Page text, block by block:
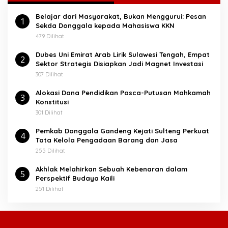
u
k
1
Belajar dari Masyarakat, Bukan Menggurui: Pesan
Sekda Donggala kepada Mahasiswa KKN
479 Dilihat
2
Dubes Uni Emirat Arab Lirik Sulawesi Tengah, Empat
Sektor Strategis Disiapkan Jadi Magnet Investasi
307 Dilihat
3
Alokasi Dana Pendidikan Pasca-Putusan Mahkamah
Konstitusi
301 Dilihat
4
Pemkab Donggala Gandeng Kejati Sulteng Perkuat
Tata Kelola Pengadaan Barang dan Jasa
255 Dilihat
5
Akhlak Melahirkan Sebuah Kebenaran dalam
Perspektif Budaya Kaili
251 Dilihat